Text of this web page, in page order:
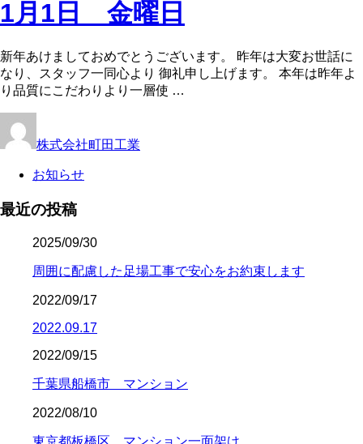
1月1日 金曜日
新年あけましておめでとうございます。 昨年は大変お世話に
なり、スタッフ一同心より 御礼申し上げます。 本年は昨年よ
り品質にこだわりより一層使 …
株式会社町田工業
お知らせ
最近の投稿
2025/09/30
周囲に配慮した足場工事で安心をお約束します
2022/09/17
2022.09.17
2022/09/15
千葉県船橋市 マンション
2022/08/10
東京都板橋区 マンション一面架け